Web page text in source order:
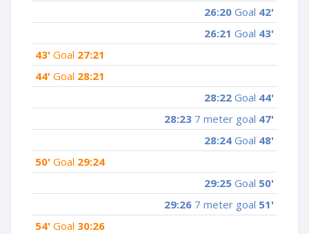
26:20 Goal 42'
26:21 Goal 43'
43' Goal 27:21
44' Goal 28:21
28:22 Goal 44'
28:23 7 meter goal 47'
28:24 Goal 48'
50' Goal 29:24
29:25 Goal 50'
29:26 7 meter goal 51'
54' Goal 30:26